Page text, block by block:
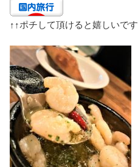
↑↑ポチして頂けると嬉しいです